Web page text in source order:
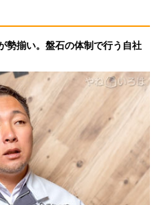
勢揃い。盤石の体制で行う自社